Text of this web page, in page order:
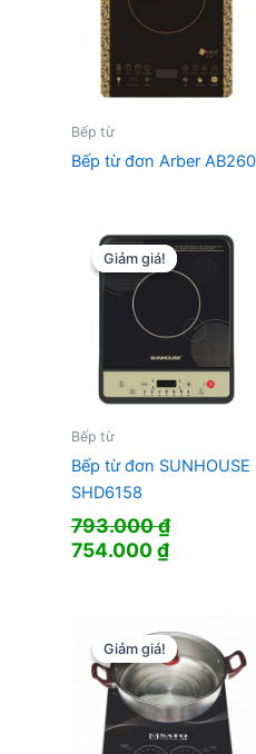
Bếp từ
Bếp từ đơn Arber AB260
Giảm giá!
Giảm giá!
Bếp từ
Bếp từ đơn SUNHOUSE
SHD6158
793.000₫
Giá
754.000₫Giá
754.000
Giảm giá!
Giảm giá!